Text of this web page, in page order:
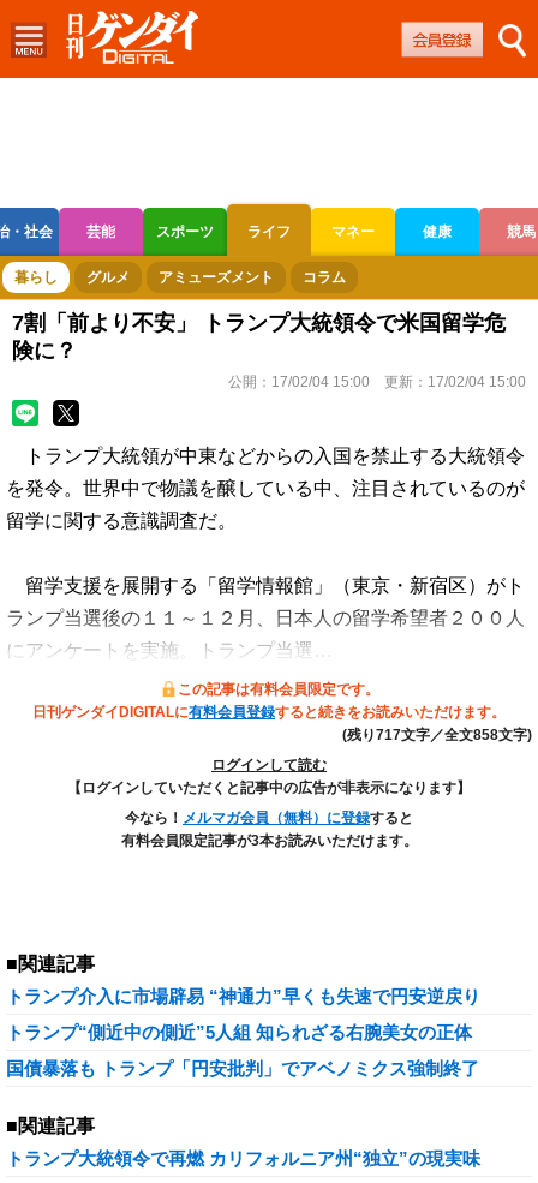
・社会 芸能 スポーツ ライフ マネー 健康 競馬
ボートレース 競輪 オートレース
暮らし グルメ アミューズメント コラム
7割「前より不安」 トランプ大統領令で米国留学危
険に？
公開： 17/02/04 15:00 更新： 17/02/04 15:00
トランプ大統領が中東などからの入国を禁止する大統領令
を発令。世界中で物議を醸している中、注目されているのが
留学に関する意識調査だ。
留学支援を展開する「留学情報館」（東京・新宿区）がト
ランプ当選後の１１～１２月、日本人の留学希望者２００人
にアンケートを実施。トランプ当選…
この記事は有料会員限定です。
日刊ゲンダイDIGITALに有料会員登録すると続きをお読みいただけます。
(残り717文字／全文858文字)
ログインして読む
【ログインしていただくと記事中の広告が非表示になります】
今なら！ メルマガ会員（無料）に登録すると
有料会員限定記事が3本お読みいただけます。
■関連記事
トランプ介入に市場辟易 “神通力”早くも失速で円安逆戻り
トランプ“側近中の側近”5人組 知られざる右腕美女の正体
国債暴落も トランプ「円安批判」でアベノミクス強制終了
■関連記事
トランプ大統領令で再燃 カリフォルニア州“独立”の現実味